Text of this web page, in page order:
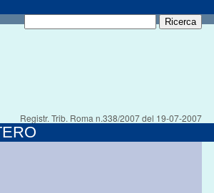
Registr. Trib. Roma n.338/2007 del 19-07-2007